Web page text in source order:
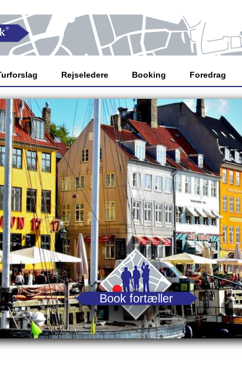
Rejseledere Booking Foredrag
Book fortæller